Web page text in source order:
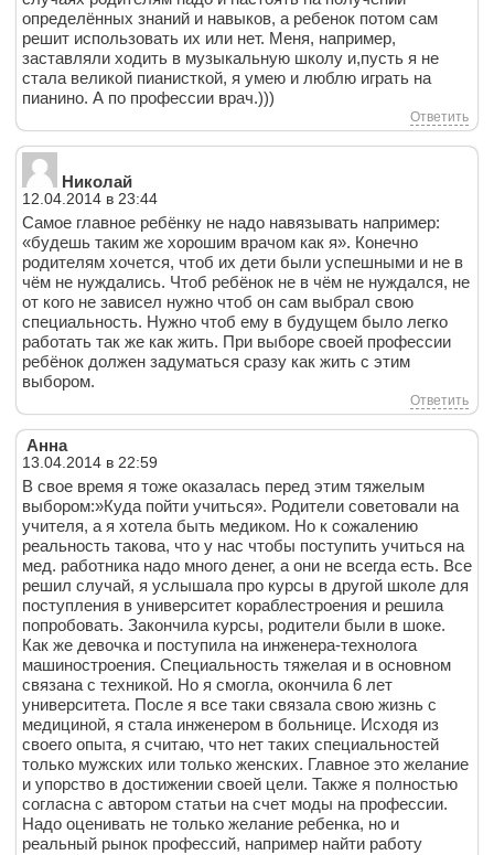
определённых знаний и навыков, а ребенок потом сам
решит использовать их или нет. Меня, например,
заставляли ходить в музыкальную школу и,пусть я не
стала великой пианисткой, я умею и люблю играть на
пианино. А по профессии врач.)))
Ответить
Николай
12.04.2014 в 23:44
Самое главное ребёнку не надо навязывать например:
«будешь таким же хорошим врачом как я». Конечно
родителям хочется, чтоб их дети были успешными и не в
чём не нуждались. Чтоб ребёнок не в чём не нуждался, не
от кого не зависел нужно чтоб он сам выбрал свою
специальность. Нужно чтоб ему в будущем было легко
работать так же как жить. При выборе своей профессии
ребёнок должен задуматься сразу как жить с этим
выбором.
Ответить
Анна
13.04.2014 в 22:59
В свое время я тоже оказалась перед этим тяжелым
выбором:»Куда пойти учиться». Родители советовали на
учителя, а я хотела быть медиком. Но к сожалению
реальность такова, что у нас чтобы поступить учиться на
мед. работника надо много денег, а они не всегда есть. Все
решил случай, я услышала про курсы в другой школе для
поступления в университет кораблестроения и решила
попробовать. Закончила курсы, родители были в шоке.
Как же девочка и поступила на инженера-технолога
машиностроения. Специальность тяжелая и в основном
связана с техникой. Но я смогла, окончила 6 лет
университета. После я все таки связала свою жизнь с
медициной, я стала инженером в больнице. Исходя из
своего опыта, я считаю, что нет таких специальностей
только мужских или только женских. Главное это желание
и упорство в достижении своей цели. Также я полностью
согласна с автором статьи на счет моды на профессии.
Надо оценивать не только желание ребенка, но и
реальный рынок профессий, например найти работу